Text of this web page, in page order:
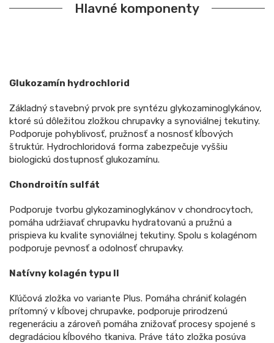
Hlavné komponenty
Glukozamín hydrochlorid
Základný stavebný prvok pre syntézu glykozaminoglykánov,
ktoré sú dôležitou zložkou chrupavky a synoviálnej tekutiny.
Podporuje pohyblivosť, pružnosť a nosnosť kĺbových
štruktúr. Hydrochloridová forma zabezpečuje vyššiu
biologickú dostupnosť glukozamínu.
Chondroitín sulfát
Podporuje tvorbu glykozaminoglykánov v chondrocytoch,
pomáha udržiavať chrupavku hydratovanú a pružnú a
prispieva ku kvalite synoviálnej tekutiny. Spolu s kolagénom
podporuje pevnosť a odolnosť chrupavky.
Natívny kolagén typu II
Kľúčová zložka vo variante Plus. Pomáha chrániť kolagén
prítomný v kĺbovej chrupavke, podporuje prirodzenú
regeneráciu a zároveň pomáha znižovať procesy spojené s
degradáciou kĺbového tkaniva. Práve táto zložka posúva